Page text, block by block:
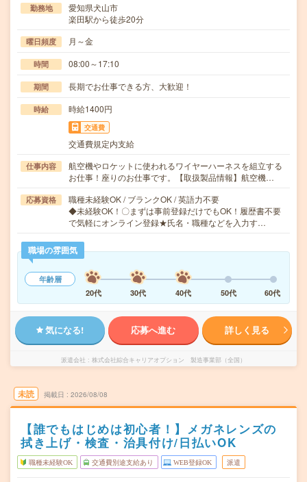
勤務地
愛知県犬山市
楽田駅から徒歩20分
曜日頻度 月～金
時間 08:00～17:10
期間 長期でお仕事できる方、大歓迎！
時給 時給1400円
交通費
交通費規定内支給
仕事内容
航空機やロケットに使われるワイヤーハーネスを組立する
お仕事！座りのお仕事です。【取扱製品情報】航空機…
応募資格
職種未経験OK / ブランクOK / 英語力不要
◆未経験OK！〇まずは事前登録だけでもOK！履歴書不要
で気軽にオンライン登録★氏名・職種などを入力す…
職場の雰囲気
年齢層
20代
30代 40代 50代 60代
気になる! 応募へ進む 詳しく見る
派遣会社 株式会社綜合キャリアオプション 製造事業部（全国）
未読 掲載日 2026/08/08
【誰でもはじめは初心者！】メガネレンズの
拭き上げ・検査・治具付け/日払いOK
職種未経験OK 交通費別途支給あり WEB登録OK 派遣